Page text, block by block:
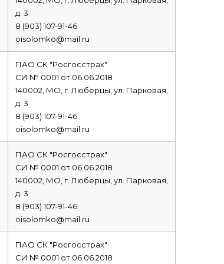
д. 3
8 (903) 107-91-46
oisolomko@mail.ru
ПАО СК "Росгосстрах"
СИ № 0001 от 06.06.2018
140002, МО, г. Люберцы, ул. Парковая,
д. 3
8 (903) 107-91-46
oisolomko@mail.ru
ПАО СК "Росгосстрах"
СИ № 0001 от 06.06.2018
140002, МО, г. Люберцы, ул. Парковая,
д. 3
8 (903) 107-91-46
oisolomko@mail.ru
ПАО СК "Росгосстрах"
СИ № 0001 от 06.06.2018